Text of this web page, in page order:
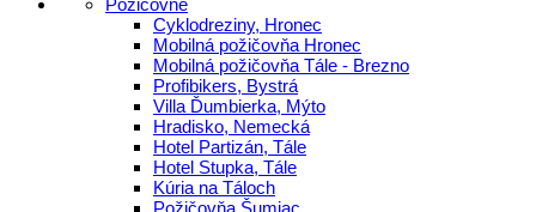
Požičovne
Cyklodreziny, Hronec
Mobilná požičovňa Hronec
Mobilná požičovňa Tále - Brezno
Profibikers, Bystrá
Villa Ďumbierka, Mýto
Hradisko, Nemecká
Hotel Partizán, Tále
Hotel Stupka, Tále
Kúria na Táloch